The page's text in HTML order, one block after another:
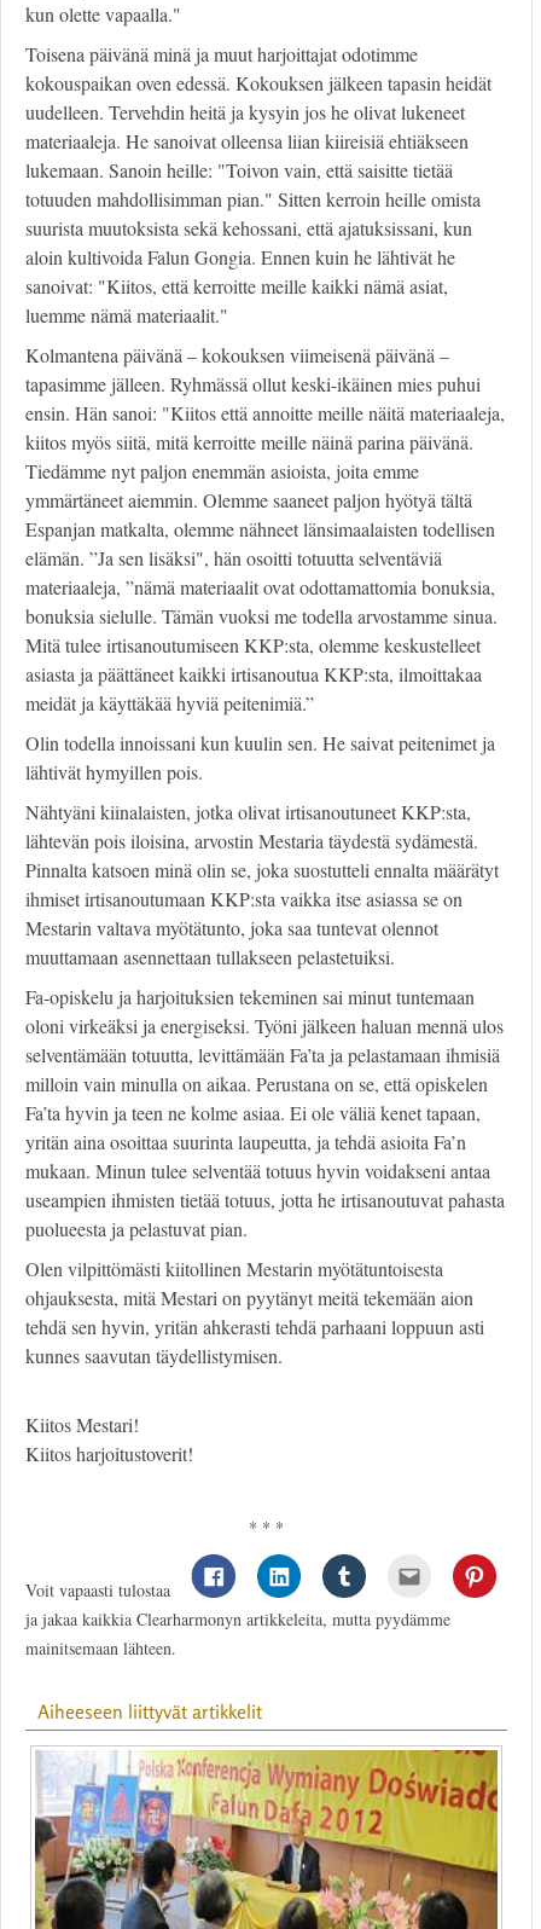
kun olette vapaalla."
Toisena päivänä minä ja muut harjoittajat odotimme
kokouspaikan oven edessä. Kokouksen jälkeen tapasin heidät
uudelleen. Tervehdin heitä ja kysyin jos he olivat lukeneet
materiaaleja. He sanoivat olleensa liian kiireisiä ehtiäkseen
lukemaan. Sanoin heille: "Toivon vain, että saisitte tietää
totuuden mahdollisimman pian." Sitten kerroin heille omista
suurista muutoksista sekä kehossani, että ajatuksissani, kun
aloin kultivoida Falun Gongia. Ennen kuin he lähtivät he
sanoivat: "Kiitos, että kerroitte meille kaikki nämä asiat,
luemme nämä materiaalit."
Kolmantena päivänä – kokouksen viimeisenä päivänä –
tapasimme jälleen. Ryhmässä ollut keski-ikäinen mies puhui
ensin. Hän sanoi: "Kiitos että annoitte meille näitä materiaaleja,
kiitos myös siitä, mitä kerroitte meille näinä parina päivänä.
Tiedämme nyt paljon enemmän asioista, joita emme
ymmärtäneet aiemmin. Olemme saaneet paljon hyötyä tältä
Espanjan matkalta, olemme nähneet länsimaalaisten todellisen
elämän. ”Ja sen lisäksi", hän osoitti totuutta selventäviä
materiaaleja, ”nämä materiaalit ovat odottamattomia bonuksia,
bonuksia sielulle. Tämän vuoksi me todella arvostamme sinua.
Mitä tulee irtisanoutumiseen KKP:sta, olemme keskustelleet
asiasta ja päättäneet kaikki irtisanoutua KKP:sta, ilmoittakaa
meidät ja käyttäkää hyviä peitenimiä.”
Olin todella innoissani kun kuulin sen. He saivat peitenimet ja
lähtivät hymyillen pois.
Nähtyäni kiinalaisten, jotka olivat irtisanoutuneet KKP:sta,
lähtevän pois iloisina, arvostin Mestaria täydestä sydämestä.
Pinnalta katsoen minä olin se, joka suostutteli ennalta määrätyt
ihmiset irtisanoutumaan KKP:sta vaikka itse asiassa se on
Mestarin valtava myötätunto, joka saa tuntevat olennot
muuttamaan asennettaan tullakseen pelastetuiksi.
Fa-opiskelu ja harjoituksien tekeminen sai minut tuntemaan
oloni virkeäksi ja energiseksi. Työni jälkeen haluan mennä ulos
selventämään totuutta, levittämään Fa’ta ja pelastamaan ihmisiä
milloin vain minulla on aikaa. Perustana on se, että opiskelen
Fa’ta hyvin ja teen ne kolme asiaa. Ei ole väliä kenet tapaan,
yritän aina osoittaa suurinta laupeutta, ja tehdä asioita Fa’n
mukaan. Minun tulee selventää totuus hyvin voidakseni antaa
useampien ihmisten tietää totuus, jotta he irtisanoutuvat pahasta
puolueesta ja pelastuvat pian.
Olen vilpittömästi kiitollinen Mestarin myötätuntoisesta
ohjauksesta, mitä Mestari on pyytänyt meitä tekemään aion
tehdä sen hyvin, yritän ahkerasti tehdä parhaani loppuun asti
kunnes saavutan täydellistymisen.
Kiitos Mestari!
Kiitos harjoitustoverit!
* * *
Voit vapaasti tulostaa
ja jakaa kaikkia Clearharmonyn artikkeleita, mutta pyydämme
mainitsemaan lähteen.
Aiheeseen liittyvät artikkelit